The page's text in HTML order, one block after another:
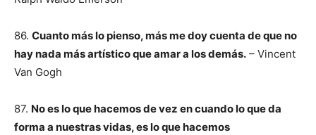
86. Cuanto más lo pienso, más me doy cuenta de que no
hay nada más artístico que amar a los demás. – Vincent
Van Gogh
87. No es lo que hacemos de vez en cuando lo que da
forma a nuestras vidas, es lo que hacemos